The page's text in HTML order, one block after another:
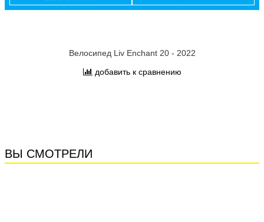
Велосипед Liv Enchant 20 - 2022
добавить к сравнению
ВЫ СМОТРЕЛИ